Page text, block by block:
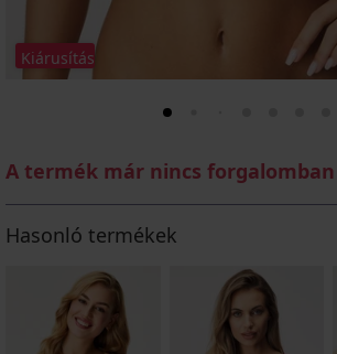
Kiárusítás
A termék már nincs forgalomban
Hasonló termékek